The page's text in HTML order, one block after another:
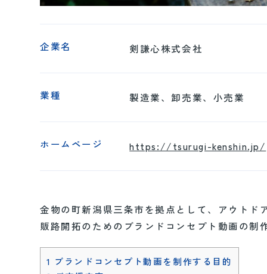
企業名 剣謙心株式会社
業種 製造業、卸売業、小売業
ホームページ https://tsurugi-kenshin.jp/
金物の町新潟県三条市を拠点として、アウト
販路開拓のためのブランドコンセプト動画の制
1 ブランドコンセプト動画を制作する目的